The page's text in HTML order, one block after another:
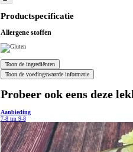
Productspecificatie
Allergene stoffen
Probeer ook eens deze
Aanbieding
7-8 tm 9-8